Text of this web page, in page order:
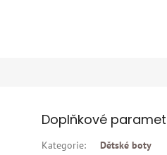
Doplňkové
Kategorie:
Dětské boty